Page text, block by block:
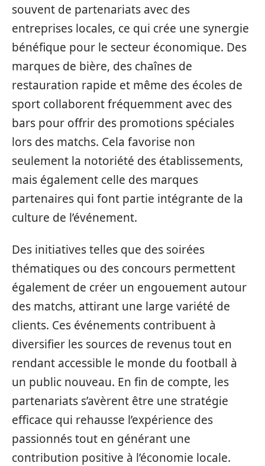
souvent de partenariats avec des
entreprises locales, ce qui crée une synergie
bénéfique pour le secteur économique. Des
marques de bière, des chaînes de
restauration rapide et même des écoles de
sport collaborent fréquemment avec des
bars pour offrir des promotions spéciales
lors des matchs. Cela favorise non
seulement la notoriété des établissements,
mais également celle des marques
partenaires qui font partie intégrante de la
culture de l’événement.
Des initiatives telles que des soirées
thématiques ou des concours permettent
également de créer un engouement autour
des matchs, attirant une large variété de
clients. Ces événements contribuent à
diversifier les sources de revenus tout en
rendant accessible le monde du football à
un public nouveau. En fin de compte, les
partenariats s’avèrent être une stratégie
efficace qui rehausse l’expérience des
passionnés tout en générant une
contribution positive à l’économie locale.